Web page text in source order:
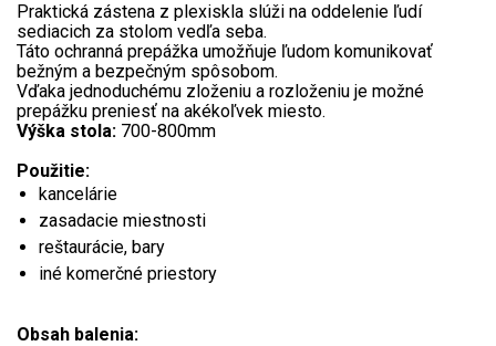
Praktická zástena z plexiskla slúži na oddelenie ľudí
sediacich za stolom vedľa seba.
Táto ochranná prepážka umožňuje ľudom komunikovať
bežným a bezpečným spôsobom.
Vďaka jednoduchému zloženiu a rozloženiu je možné
prepážku preniesť na akékoľvek miesto.
Výška stola: 700-800mm
Použitie:
kancelárie
zasadacie miestnosti
reštaurácie, bary
iné komerčné priestory
Obsah balenia: